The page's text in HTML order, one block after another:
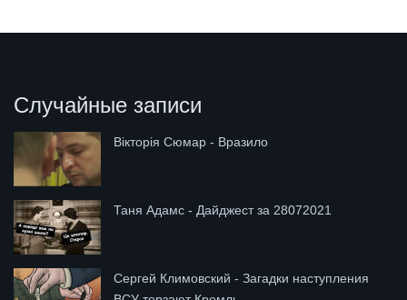
Случайные записи
Вікторія Сюмар - Вразило
Таня Адамс - Дайджест за 28072021
Сергей Климовский - Загадки наступления